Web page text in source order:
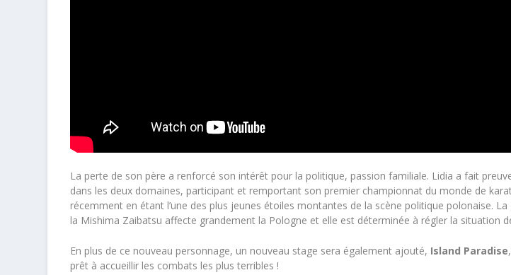
La perte de son père a renforcé son intérêt pour la politique, passion familiale. Lidia a fait
dans les deux domaines, participant et remportant son premier championnat du monde de
récemment en étant l’une des plus jeunes étoiles montantes de la scène politique polonaise.
la Mishima Zaibatsu affecte grandement la Pologne et elle est déterminée à régler la situation
En plus de ce nouveau personnage, un nouveau stage sera également ajouté, Island Paradise
prêt à accueillir les combats les plus terribles !